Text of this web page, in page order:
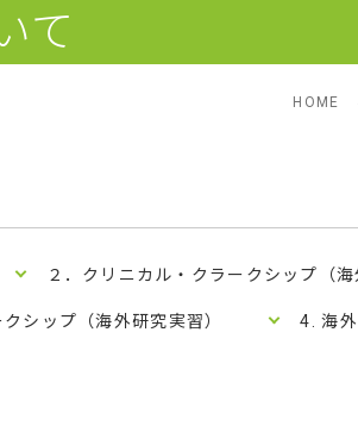
て
HOME
２．クリニカル・クラークシップ（海
シップ（海外研究実習） 4. 海